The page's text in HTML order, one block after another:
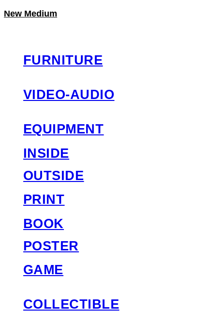
New Medium
FURNITURE
VIDEO-AUDIO
EQUIPMENT
INSIDE
OUTSIDE
PRINT
BOOK
POSTER
GAME
COLLECTIBLE